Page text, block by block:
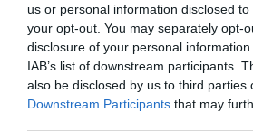
us or personal information disclosed
your opt-out. You may separately opt-
disclosure of your personal
IAB’s list of downstream participants.
also be disclosed by us to third parties
Downstream Participants that may
MESÉS LÁTVÁNYT NYÚJTANAK A
HÓSIPKÁS ÉPÜLETEI – GALÉRIA
2021. január 16
Eger ügye
Már több mint 25 ezren kedvelik az
elnevezésű Facebook-oldalunkat,
a megyeszékhelyről készült csodás